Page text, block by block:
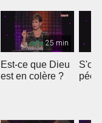
25 min
Est-ce que Dieu
est en colère ?